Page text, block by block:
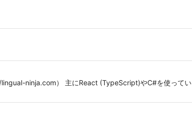
ninja.com） 主にReact (TypeScript)やC#を使ってい